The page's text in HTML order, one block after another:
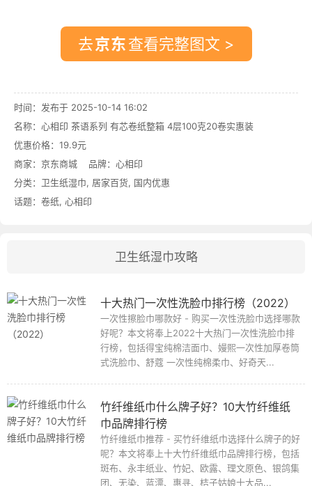
去 查看完整图文 >
时间：发布于 2025-10-14 16:02
名称： 心相印 茶语系列 有芯卷纸整箱 4层100克20卷实惠装
优惠价格： 19.9元
商家： 京东商城 品牌： 心相印
分类： 卫生纸湿巾, 居家百货, 国内优惠
话题： 卷纸, 心相印
卫生纸湿巾攻略
十大热门一次性洗脸巾排行榜（2022）
一次性擦脸巾哪款好 - 购买一次性洗脸巾选择哪款
好呢？本文将奉上2022十大热门一次性洗脸巾排
行榜，包括得宝纯棉洁面巾、嫚熙一次性加厚卷筒
式洗脸巾、舒蔻 一次性纯棉柔巾、好奇天...
竹纤维纸巾什么牌子好？10大竹纤维纸
巾品牌排行榜
竹纤维纸巾推荐 - 买竹纤维纸巾选择什么牌子的好
呢？本文将奉上十大竹纤维纸巾品牌排行榜，包括
斑布、永丰纸业、竹妃、欧露、理文原色、银鸽集
团、无染、蓝漂、惠寻、桔子姑娘十大品...